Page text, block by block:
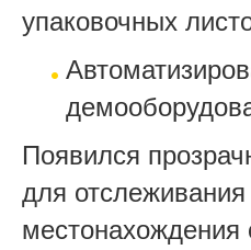
упаковочных
Появился
для отслеживания
местонахождения